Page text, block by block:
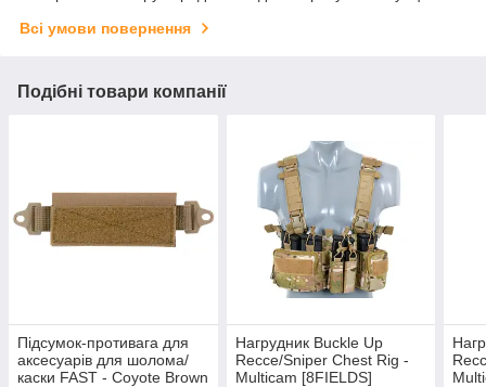
Всі умови повернення
Подібні товари компанії
Підсумок-противага для
аксесуарів для шолома/
каски FAST - Coyote Brown
Нагрудник Buckle Up
Recce/Sniper Chest Rig -
Multicam [8FIELDS]